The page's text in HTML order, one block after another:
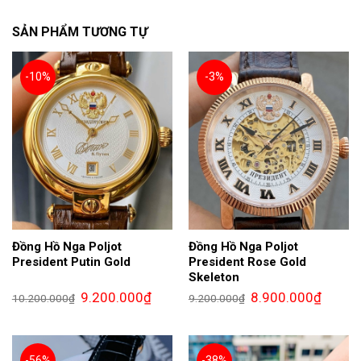
SẢN PHẨM TƯƠNG TỰ
-10%
Đồng Hồ Nga Poljot
President Putin Gold
10.200.000₫ Giá
gốc
9.200.000₫Giá
hiện
9.200.000₫.
-3%
Đồng Hồ Nga Poljot
President Rose Gold
Skeleton
9.200.000₫ Giá
gốc
8.900.000₫Giá
hiện